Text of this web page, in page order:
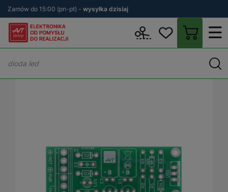
Zamów do 15:00 (pn-pt) - wysyłka dzisiaj
PCB -